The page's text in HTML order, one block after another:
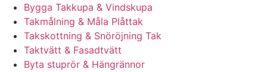
Bygga Takkupa & Vindskupa
Takmålning & Måla Plåttak
Takskottning & Snöröjning Tak
Taktvätt & Fasadtvätt
Byta stuprör & Hängrännor